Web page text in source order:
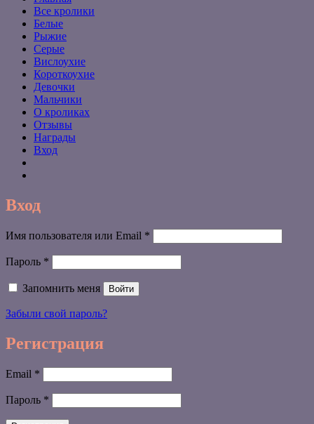
Все кролики
Белые
Рыжие
Серые
Вислоухие
Короткоухие
Девочки
Мальчики
О кроликах
Отзывы
Награды
Вход
Вход
Имя пользователя или Email *
Пароль *
Запомнить меня Войти
Забыли свой пароль?
Регистрация
Email *
Пароль *